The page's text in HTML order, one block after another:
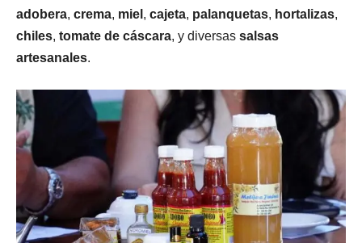
adobera, crema, miel , cajeta, palanquetas, hortalizas,
chiles, tomate de cáscara, y diversas salsas
artesanales.